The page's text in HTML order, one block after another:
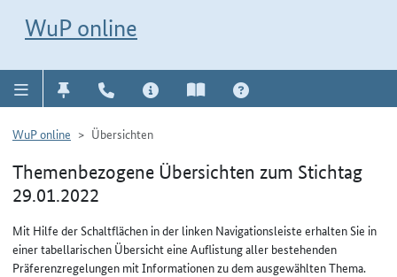
WuP online
WuP online Übersichten
Themenbezogene Übersichten zum Stichtag
29.01.2022
Mit Hilfe der Schaltflächen in der linken Navigationsleiste erhalten Sie in
einer tabellarischen Übersicht eine Auflistung aller bestehenden
Präferenzregelungen mit Informationen zu dem ausgewählten Thema.